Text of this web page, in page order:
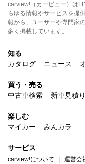
carview!（カービュー）は
らゆる情報やサービスを提
報から、ユーザーや専門家
多く掲載しています。
知る
カタログ
ニュース
買う・売る
中古車検索
新車見積り
楽しむ
マイカー
みんカラ
サービス
carview!について 運営会